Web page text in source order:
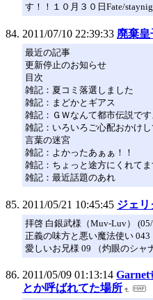
す！！１０月３０日Fate/
2011/07/10 22:39:33 廃棄皇
最近の記事
更新停止のお知らせ
目次
雑記：夏コミ落選しました
雑記：まどかとギアス
雑記：ＧＷなんて都市伝説です
雑記：いろいろご心配おかけ
言葉の迷宮
雑記：よかったあぁぁ！！
雑記：ちょっと途方にくれてま
雑記：最近話題のあれ
2011/05/21 10:45:45 ジェリ
拝啓 白銀武様（Muv-Luv）
正義の味方と悪い魔法使い
愛しいお兄様 09 （灼眼のシャ
2011/05/09 01:13:14
とか呼ばれてた場所